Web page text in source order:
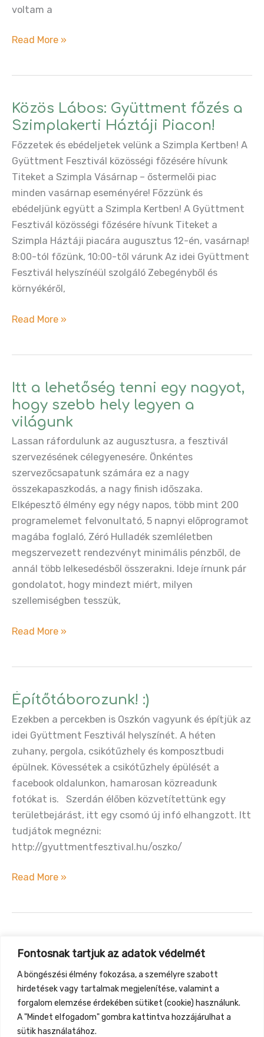
Fontosnak tartjuk az adatok védelmét
A böngészési élmény fokozása, a személyre szabott
hirdetések vagy tartalmak megjelenítése, valamint a
forgalom elemzése érdekében sütiket (cookie) használunk.
A "Mindet elfogadom" gombra kattintva hozzájárulhat a
sütik használatához.
voltam a
Bringázzunk
Read More »
Közös Lábos: Gyüttment főzés a
Szimplakerti Háztáji Piacon!
Főzzetek és ebédeljetek velünk a Szimpla Kertben! A
Gyüttment Fesztivál közösségi főzésére hívunk
Titeket a Szimpla Vásárnap – őstermelői piac
minden vasárnap eseményére! Főzzünk és
ebédeljünk együtt a Szimpla Kertben! A Gyüttment
Fesztivál közösségi főzésére hívunk Titeket a
Szimpla Háztáji piacára augusztus 12-én, vasárnap!
8:00-tól főzünk, 10:00-től várunk Az idei Gyüttment
Fesztivál helyszínéül szolgáló Zebegényből és
környékéről,
Közös
a
Szimplakerti
Háztáji
Piacon!
Read More »
Itt a lehetőség tenni egy nagyot,
hogy szebb hely legyen a
világunk
Lassan ráfordulunk az augusztusra, a fesztivál
szervezésének célegyenesére. Önkéntes
szervezőcsapatunk számára ez a nagy
összekapaszkodás, a nagy finish időszaka.
Elképesztő élmény egy négy napos, több mint 200
programelemet felvonultató, 5 napnyi előprogramot
magába foglaló, Zéró Hulladék szemléletben
megszervezett rendezvényt minimális pénzből, de
annál több lelkesedésből összerakni. Ideje írnunk pár
gondolatot, hogy mindezt miért, milyen
szellemiségben tesszük,
Itt
egy
nagyot,
hogy
szebb
hely
legyen
a
világunk
Read More »
Építőtáborozunk! :)
Ezekben a percekben is Oszkón vagyunk és építjük az
idei Gyüttment Fesztivál helyszínét. A héten
zuhany, pergola, csikótűzhely és komposztbudi
épülnek. Kövessétek a csikótűzhely épülését a
facebook oldalunkon, hamarosan közreadunk
fotókat is. Szerdán élőben közvetítettünk egy
területbejárást, itt egy csomó új infó elhangzott. Itt
tudjátok megnézni:
http://gyuttmentfesztival.hu/oszko/
Építőtáborozunk!
Read More »
Mi történt velünk az utóbbi
hónapokban?
Dorka és Regi elmesélik az elmúlt hónapok
fejleményeit a Gyüttment háza táján 🙂
Mi
Read More »